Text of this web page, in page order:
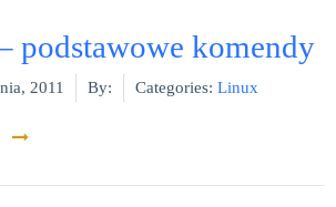
podstawowe komendy
2011 By: Categories: Linux